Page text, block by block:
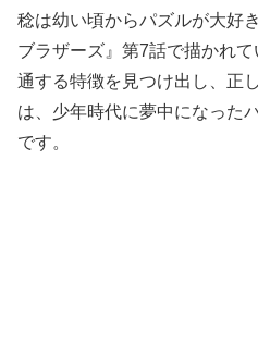
稔は幼い頃からパズルが大好
ブラザーズ』第7話で描かれ
通する特徴を見つけ出し、正
は、少年時代に夢中になった
です。